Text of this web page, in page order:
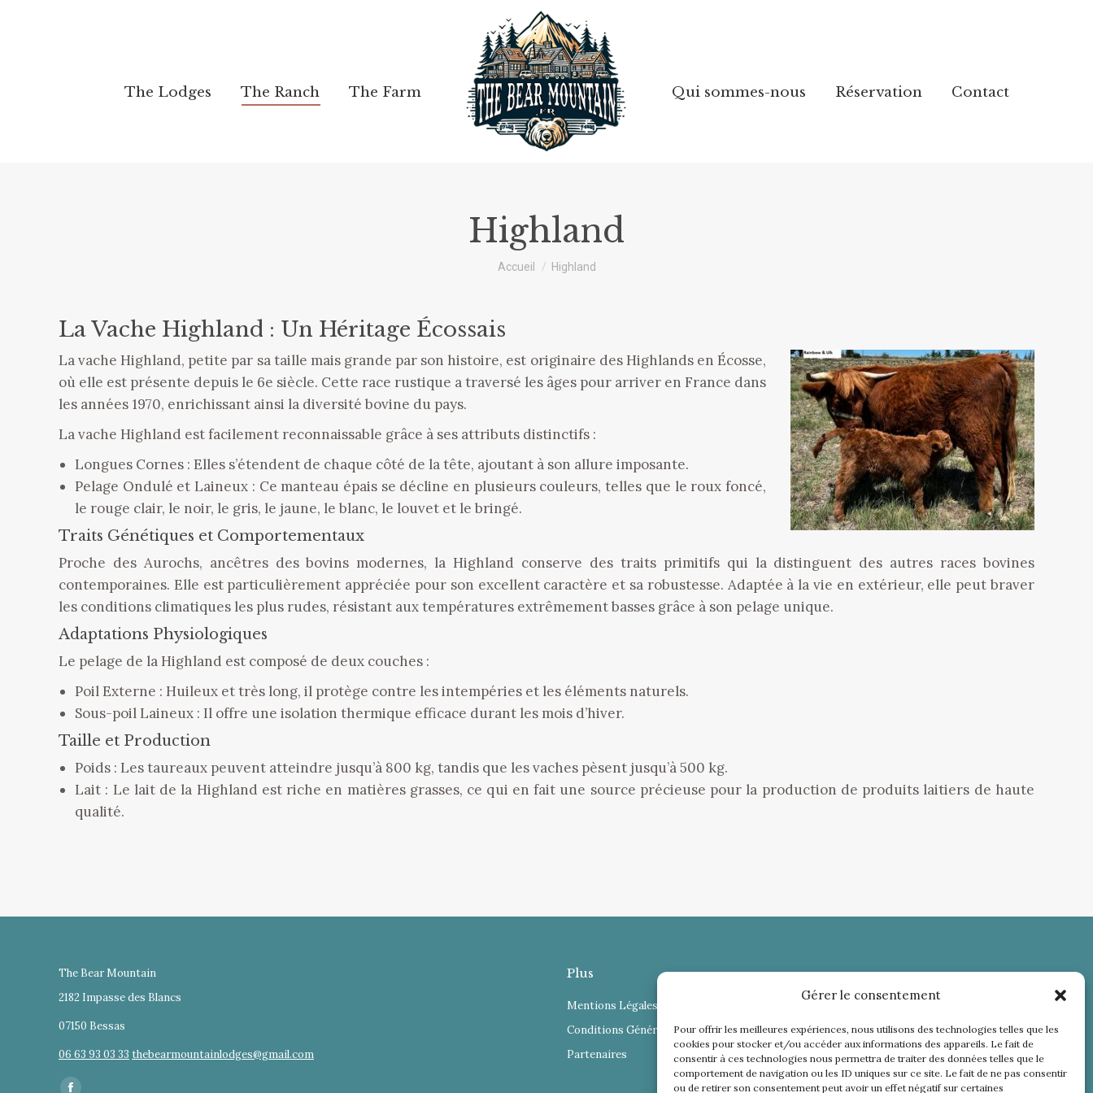
Gérer le consentement
Pour offrir les meilleures expériences, nous utilisons des technologies telles que les
cookies pour stocker et/ou accéder aux informations des appareils. Le fait de
consentir à ces technologies nous permettra de traiter des données telles que le
comportement de navigation ou les ID uniques sur ce site. Le fait de ne pas consentir
ou de retirer son consentement peut avoir un effet négatif sur certaines
The Lodges The Ranch The Farm Qui sommes-nous Réservation Contact
Highland
Vous êtes ici :
Accueil Highland
La Vache Highland : Un Héritage Écossais
La vache Highland, petite par sa taille mais grande par son histoire, est originaire des Highlands en Écosse,
où elle est présente depuis le 6e siècle. Cette race rustique a traversé les âges pour arriver en France dans
les années 1970, enrichissant ainsi la diversité bovine du pays.
La vache Highland est facilement reconnaissable grâce à ses attributs distinctifs :
Longues Cornes : Elles s’étendent de chaque côté de la tête, ajoutant à son allure imposante.
Pelage Ondulé et Laineux : Ce manteau épais se décline en plusieurs couleurs, telles que le roux foncé,
le rouge clair, le noir, le gris, le jaune, le blanc, le louvet et le bringé.
Traits Génétiques et Comportementaux
Proche des Aurochs, ancêtres des bovins modernes, la Highland conserve des traits primitifs qui la distinguent des autres races bovines
contemporaines. Elle est particulièrement appréciée pour son excellent caractère et sa robustesse. Adaptée à la vie en extérieur, elle peut braver
les conditions climatiques les plus rudes, résistant aux températures extrêmement basses grâce à son pelage unique.
Adaptations Physiologiques
Le pelage de la Highland est composé de deux couches :
Poil Externe : Huileux et très long, il protège contre les intempéries et les éléments naturels.
Sous-poil Laineux : Il offre une isolation thermique efficace durant les mois d’hiver.
Taille et Production
Poids : Les taureaux peuvent atteindre jusqu’à 800 kg, tandis que les vaches pèsent jusqu’à 500 kg.
Lait : Le lait de la Highland est riche en matières grasses, ce qui en fait une source précieuse pour la production de produits laitiers de haute
qualité.
The Bear Mountain
2182 Impasse des Blancs
07150 Bessas
06 63 93 03 33 thebearmountainlodges@gmail.com
Trouvez nous sur :
Plus
Mentions Légales
Conditions Générales de Vente
Partenaires
The Lodges The Ranch The Farm Qui sommes-nous Réservation Contact